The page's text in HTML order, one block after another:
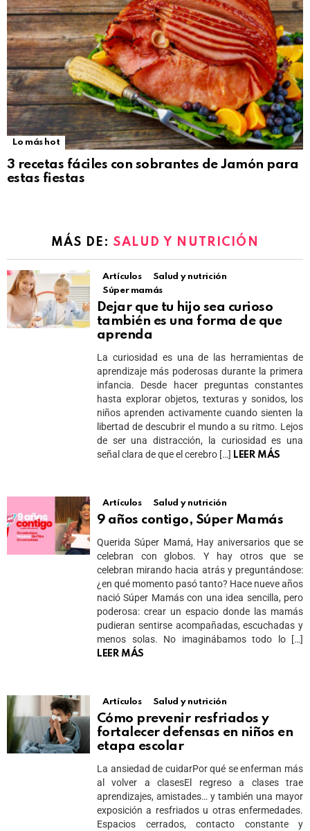
Lo más hot
3 recetas fáciles con sobrantes de Jamón para
estas fiestas
MÁS DE:SALUD Y NUTRICIÓN
Artículos
Salud y nutrición
Súper mamás
Dejar que tu hijo sea curioso
también es una forma de que
aprenda
La curiosidad es una de las herramientas de
aprendizaje más poderosas durante la primera
infancia. Desde hacer preguntas constantes
hasta explorar objetos, texturas y sonidos, los
niños aprenden activamente cuando sienten la
libertad de descubrir el mundo a su ritmo. Lejos
de ser una distracción, la curiosidad es una
señal clara de que el cerebro […] LEER MÁS
Artículos Salud y nutrición
9 años contigo, Súper Mamás
Querida Súper Mamá, Hay aniversarios que se
celebran con globos. Y hay otros que se
celebran mirando hacia atrás y preguntándose:
¿en qué momento pasó tanto? Hace nueve años
nació Súper Mamás con una idea sencilla, pero
poderosa: crear un espacio donde las mamás
pudieran sentirse acompañadas, escuchadas y
menos solas. No imaginábamos todo lo […]
LEER MÁS
Artículos Salud y nutrición
Cómo prevenir resfriados y
fortalecer defensas en niños en
etapa escolar
La ansiedad de cuidarPor qué se enferman más
al volver a clasesEl regreso a clases trae
aprendizajes, amistades… y también una mayor
exposición a resfriados u otras enfermedades.
Espacios cerrados, contacto constante y